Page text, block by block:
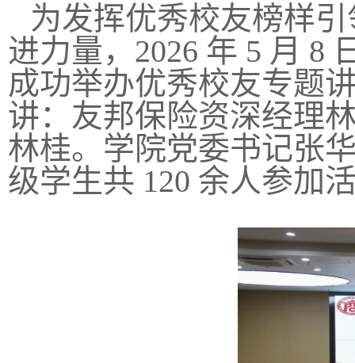
为发挥优秀校友榜样
进力量，2026 年 5 月 8
成功举办优秀校友专题
讲：友邦保险资深经理
林桂。学院党委书记张
级学生共 120 余人参加